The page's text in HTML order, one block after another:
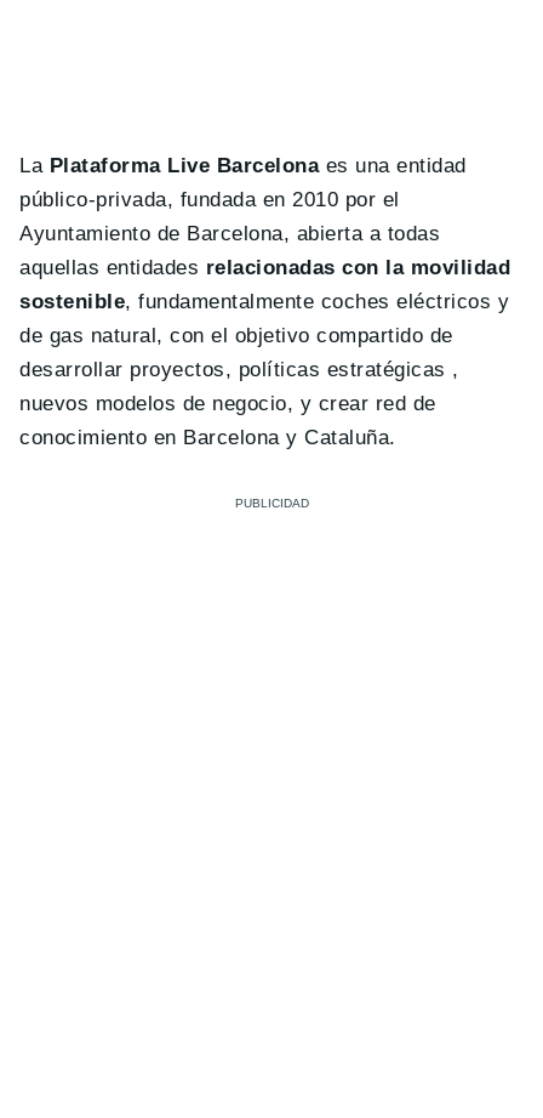
La Plataforma Live Barcelonaes una entidad
público-privada, fundada en 2010 por el
Ayuntamiento de Barcelona, ​​abierta a todas
aquellas entidades relacionadas con la movilidad
sostenible, fundamentalmente coches eléctricos y
de gas natural, con el objetivo compartido de
desarrollar proyectos, políticas estratégicas ,
nuevos modelos de negocio, y crear red de
conocimiento en Barcelona y Cataluña.